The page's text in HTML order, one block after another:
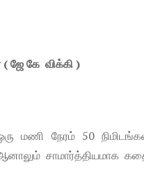
ஜே கே விக்கி )
மணி நேரம் 50
சாமார்த்தியமாக